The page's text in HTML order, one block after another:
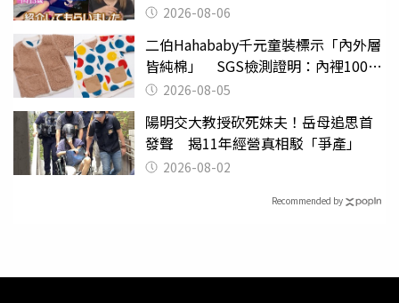
2026-08-06
二伯Hahababy千元童裝標示「內外層
皆純棉」 SGS檢測證明：內裡100%
聚酯纖維
2026-08-05
陽明交大教授砍死妹夫！岳母追思首
發聲 揭11年經營真相駁「爭產」
2026-08-02
Recommended by